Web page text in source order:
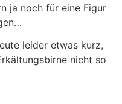
ja noch für eine Figur
leider etwas kurz,
nicht so